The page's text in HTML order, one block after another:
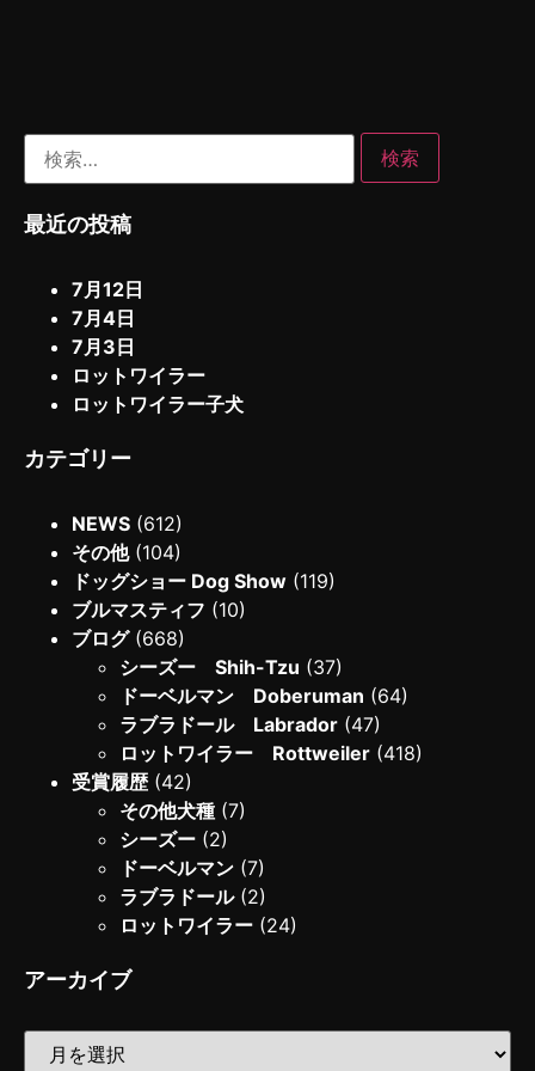
最近の投稿
7月12日
7月4日
7月3日
ロットワイラー
ロットワイラー子犬
カテゴリー
NEWS (612)
その他(104)
ドッグショー Dog Show (119)
ブルマスティフ (10)
ブログ(668)
シーズー Shih-Tzu (37)
ドーベルマン Doberuman (64)
ラブラドール Labrador (47)
ロットワイラー Rottweiler (418)
受賞履歴(42)
その他犬種 (7)
シーズー (2)
ドーベルマン (7)
ラブラドール(2)
ロットワイラー (24)
アーカイブ